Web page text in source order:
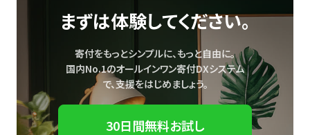
まずは体験してください。
寄付をもっとシンプルに、もっと自由に。
国内No.1のオールインワン寄付DXシステム
で、支援をはじめましょう。
30日間無料お試し